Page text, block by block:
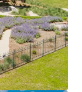
Center
Risk